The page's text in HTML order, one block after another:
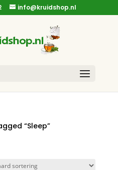
info@kruidshop.nl
“Sleep”